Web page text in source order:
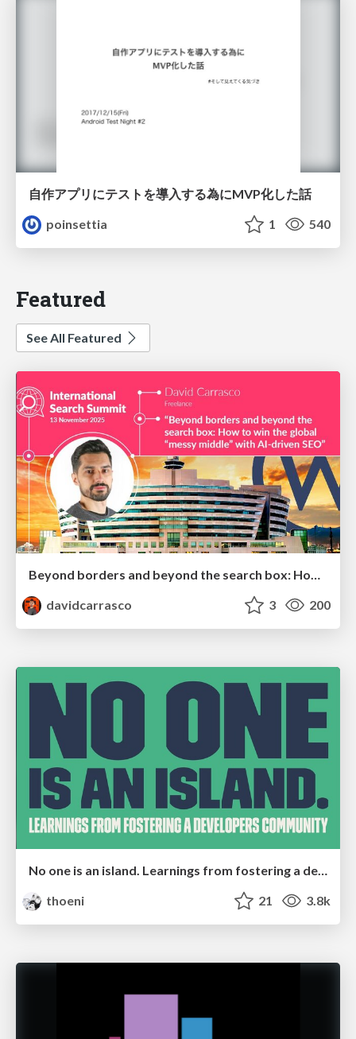
自作アプリにテストを導入する為にMVP化した話
poinsettia
1 540
Featured
See All Featured
Beyond borders and beyond the search box: How to win the global "messy middle" with AI-driven SEO
davidcarrasco
3 200
No one is an island. Learnings from fostering a developers community.
thoeni
21 3.8k